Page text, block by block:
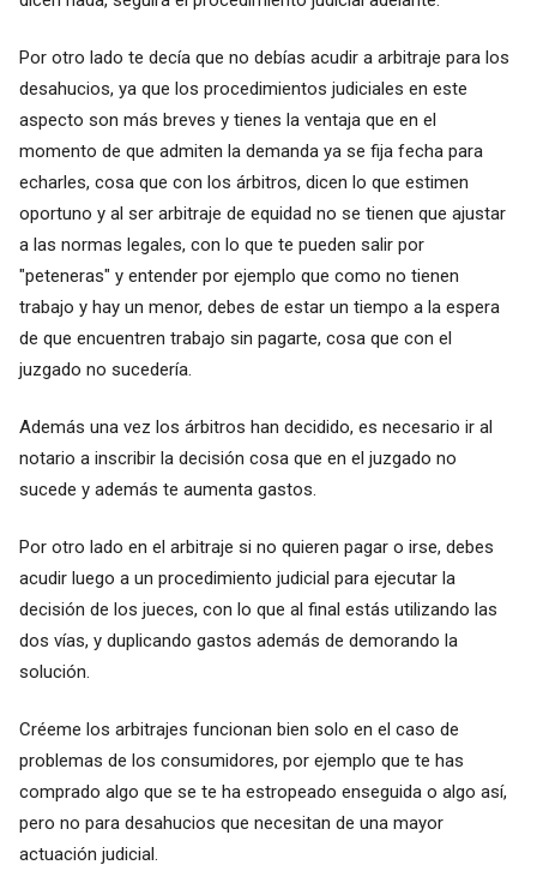
Por otro lado te decía que no debías acudir a arbitraje para los
desahucios, ya que los procedimientos judiciales en este
aspecto son más breves y tienes la ventaja que en el
momento de que admiten la demanda ya se fija fecha para
echarles, cosa que con los árbitros, dicen lo que estimen
oportuno y al ser arbitraje de equidad no se tienen que ajustar
a las normas legales, con lo que te pueden salir por
"peteneras" y entender por ejemplo que como no tienen
trabajo y hay un menor, debes de estar un tiempo a la espera
de que encuentren trabajo sin pagarte, cosa que con el
juzgado no sucedería.
Además una vez los árbitros han decidido, es necesario ir al
notario a inscribir la decisión cosa que en el juzgado no
sucede y además te aumenta gastos.
Por otro lado en el arbitraje si no quieren pagar o irse, debes
acudir luego a un procedimiento judicial para ejecutar la
decisión de los jueces, con lo que al final estás utilizando las
dos vías, y duplicando gastos además de demorando la
solución.
Créeme los arbitrajes funcionan bien solo en el caso de
problemas de los consumidores, por ejemplo que te has
comprado algo que se te ha estropeado enseguida o algo así,
pero no para desahucios que necesitan de una mayor
actuación judicial.